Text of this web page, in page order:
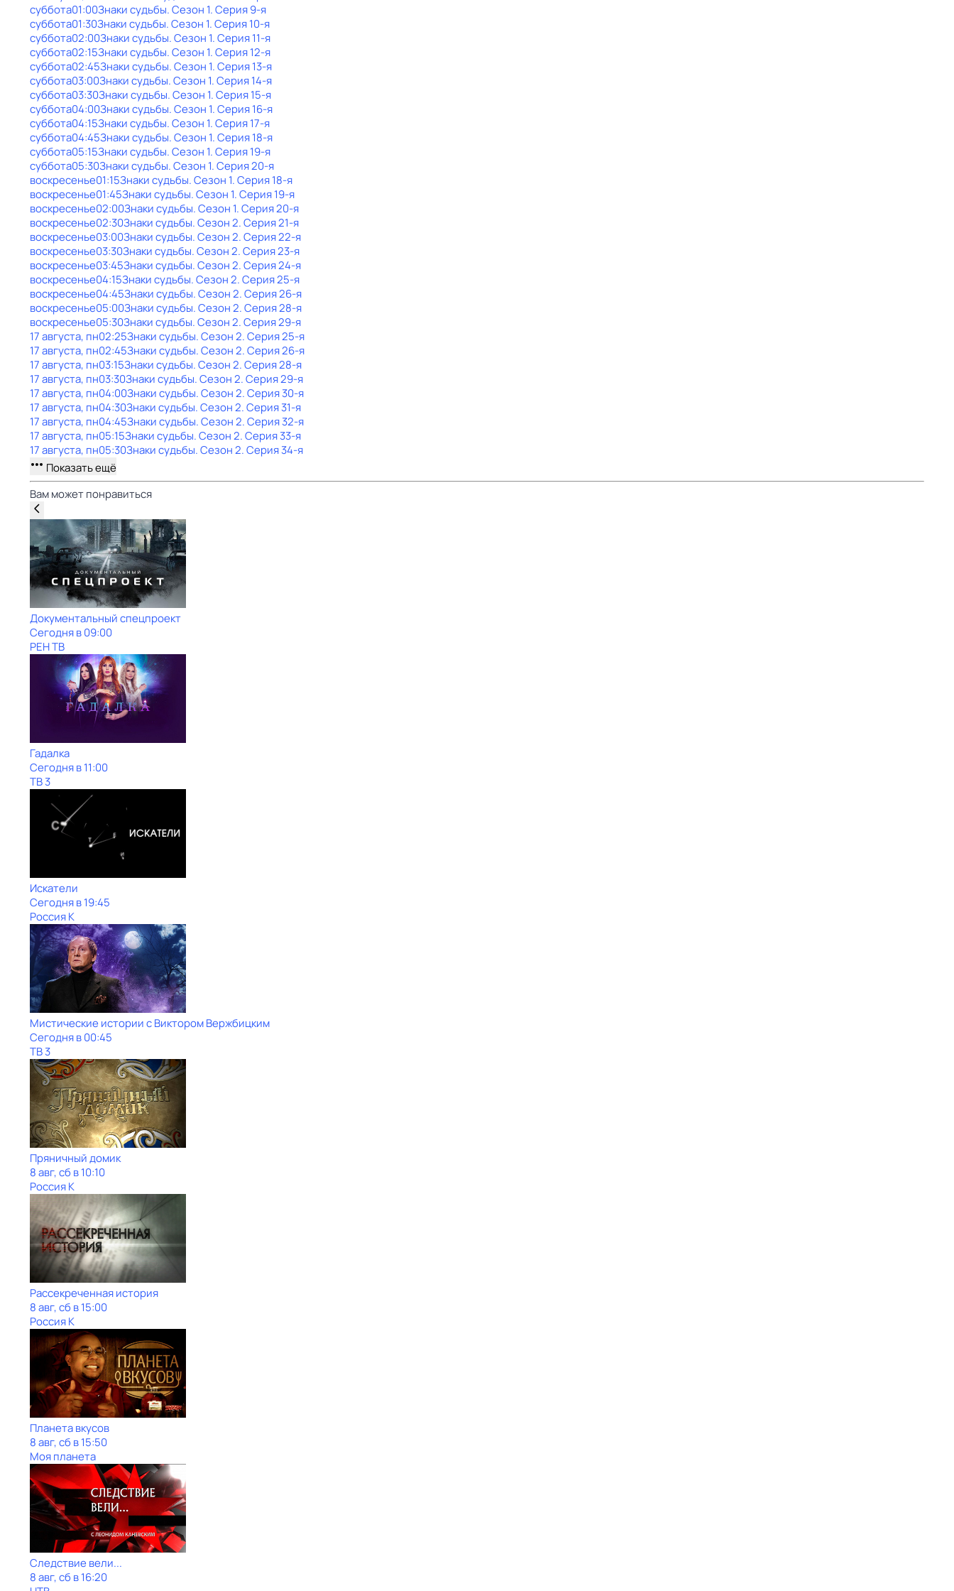
суббота01:00Знаки cyдьбы. Сезон 1. Серия 9-я
суббота01:30Знаки cyдьбы. Сезон 1. Серия 10-я
суббота02:00Знаки cyдьбы. Сезон 1. Серия 11-я
суббота02:15Знаки cyдьбы. Сезон 1. Серия 12-я
суббота02:45Знаки cyдьбы. Сезон 1. Серия 13-я
суббота03:00Знаки cyдьбы. Сезон 1. Серия 14-я
суббота03:30Знаки cyдьбы. Сезон 1. Серия 15-я
суббота04:00Знаки cyдьбы. Сезон 1. Серия 16-я
суббота04:15Знаки cyдьбы. Сезон 1. Серия 17-я
суббота04:45Знаки cyдьбы. Сезон 1. Серия 18-я
суббота05:15Знаки cyдьбы. Сезон 1. Серия 19-я
суббота05:30Знаки cyдьбы. Сезон 1. Серия 20-я
воскресенье01:15Знаки cyдьбы. Сезон 1. Серия 18-я
воскресенье01:45Знаки cyдьбы. Сезон 1. Серия 19-я
воскресенье02:00Знаки cyдьбы. Сезон 1. Серия 20-я
воскресенье02:30Знаки cyдьбы. Сезон 2. Серия 21-я
воскресенье03:00Знаки cyдьбы. Сезон 2. Серия 22-я
воскресенье03:30Знаки cyдьбы. Сезон 2. Серия 23-я
воскресенье03:45Знаки cyдьбы. Сезон 2. Серия 24-я
воскресенье04:15Знаки cyдьбы. Сезон 2. Серия 25-я
воскресенье04:45Знаки cyдьбы. Сезон 2. Серия 26-я
воскресенье05:00Знаки cyдьбы. Сезон 2. Серия 28-я
воскресенье05:30Знаки cyдьбы. Сезон 2. Серия 29-я
17 августа, пн02:25Знаки cyдьбы. Сезон 2. Серия 25-я
17 августа, пн02:45Знаки cyдьбы. Сезон 2. Серия 26-я
17 августа, пн03:15Знаки cyдьбы. Сезон 2. Серия 28-я
17 августа, пн03:30Знаки cyдьбы. Сезон 2. Серия 29-я
17 августа, пн04:00Знаки cyдьбы. Сезон 2. Серия 30-я
17 августа, пн04:30Знаки cyдьбы. Сезон 2. Серия 31-я
17 августа, пн04:45Знаки cyдьбы. Сезон 2. Серия 32-я
17 августа, пн05:15Знаки cyдьбы. Сезон 2. Серия 33-я
17 августа, пн05:30Знаки cyдьбы. Сезон 2. Серия 34-я
Показать ещё
Вам может понравиться
Документальный спецпроект
Сегодня в 09:00
РЕН ТВ
Гадалка
Сегодня в 11:00
ТВ 3
Искатели
Сегодня в 19:45
Россия К
Мистические истории с Виктoром Bержбицким
Сегодня в 00:45
ТВ 3
Пряничный домик
8 авг, сб в 10:10
Россия К
Рассекреченная история
8 авг, сб в 15:00
Россия К
Планета вкусов
8 авг, сб в 15:50
Моя планета
Следствие вели...
8 авг, сб в 16:20